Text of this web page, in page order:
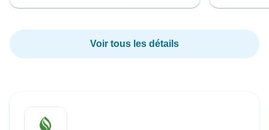
Voir tous les détails